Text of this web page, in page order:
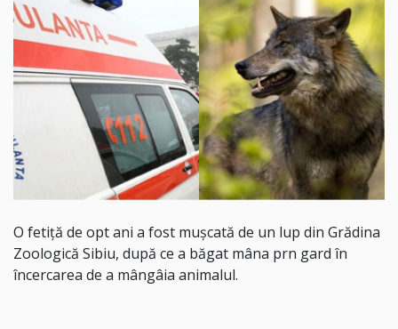
O fetiţă de opt ani a fost muşcată de un lup din Grădina
Zoologică Sibiu, după ce a băgat mâna prn gard în
încercarea de a mângâia animalul.